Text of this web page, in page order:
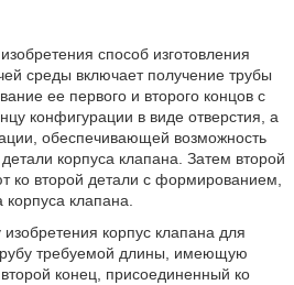
способ изготовления
среды включает получение трубы
ее первого и второго концов с
конфигурации в виде отверстия, а
обеспечивающей возможность
корпуса клапана. Затем второй
ко второй детали с формированием,
клапана.
корпус клапана для
требуемой длины, имеющую
конец, присоединенный ко